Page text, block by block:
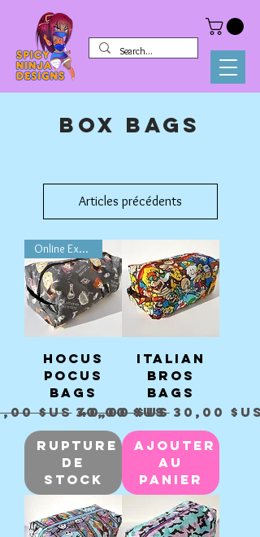
Box Bags
Articles précédents
Online Exclusive
Hocus
Pocus
Bags
original
$US Prix promotionnel
30,00 $US
Rupture
de
stock
Italian
Bros
Bags
Prix original
40,00 $US Prix
30,00 $US
Ajouter
au
panier